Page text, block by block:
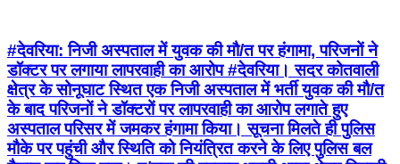
#देवरिया: निजी अस्पताल में युवक की मौ/त पर हंगामा, परिजनों ने
डॉक्टर पर लगाया लापरवाही का आरोप #देवरिया। सदर कोतवाली
क्षेत्र के सोनूघाट स्थित एक निजी अस्पताल में भर्ती युवक की मौ/त
के बाद परिजनों ने डॉक्टरों पर लापरवाही का आरोप लगाते हुए
अस्पताल परिसर में जमकर हंगामा किया। सूचना मिलते ही पुलिस
मौके पर पहुंची और स्थिति को नियंत्रित करने के लिए पुलिस बल